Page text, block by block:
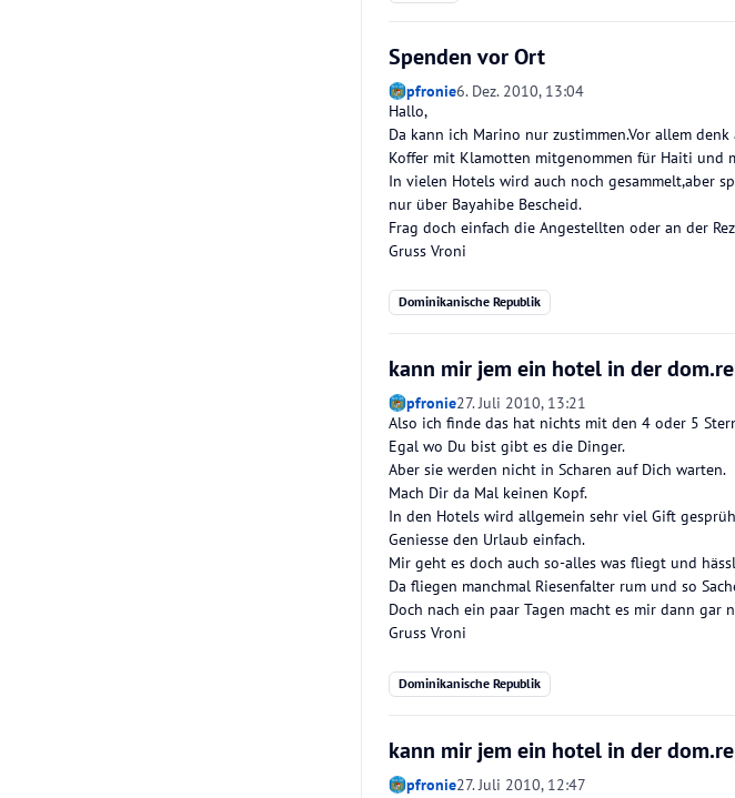
Spenden vor Ort
pfronie6. Dez. 2010, 13:04
Hallo,
Da kann ich Marino nur zustimmen.Vor allem
Koffer mit Klamotten mitgenommen für Haiti und
In vielen Hotels wird auch noch gesammelt,aber
nur über Bayahibe Bescheid.
Frag doch einfach die Angestellten oder an der
Gruss Vroni
Dominikanische Republik
kann mir jem ein hotel in der
pfronie27. Juli 2010, 13:21
Also ich finde das hat nichts mit den 4 oder 5
Egal wo Du bist gibt es die Dinger.
Aber sie werden nicht in Scharen auf Dich warten.
Mach Dir da Mal keinen Kopf.
In den Hotels wird allgemein sehr viel Gift
Geniesse den Urlaub einfach.
Mir geht es doch auch so-alles was fliegt und
Da fliegen manchmal Riesenfalter rum und so
Doch nach ein paar Tagen macht es mir dann gar
Gruss Vroni
Dominikanische Republik
kann mir jem ein hotel in der
pfronie27. Juli 2010, 12:47